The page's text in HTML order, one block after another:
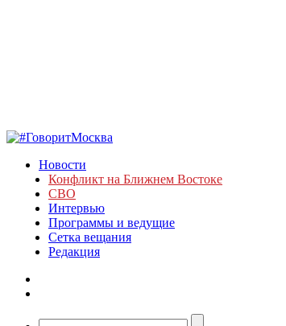
Новости
Конфликт на Ближнем Востоке
СВО
Интервью
Программы и ведущие
Сетка вещания
Редакция